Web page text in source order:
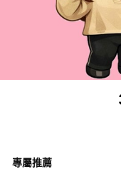
專屬推薦